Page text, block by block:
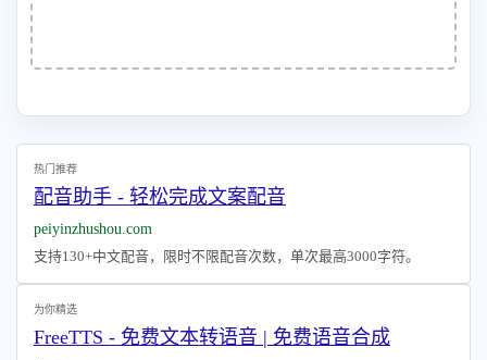
热门推荐
配音助手 - 轻松完成文案配音
peiyinzhushou.com
支持130+中文配音，限时不限配音次数，单次最高3000字符。
为你精选
FreeTTS - 免费文本转语音 | 免费语音合成